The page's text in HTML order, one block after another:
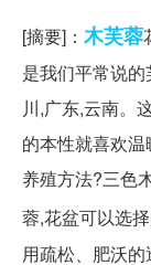
[摘要]： 木芙蓉
是我们平常说
川,广东,云南。
的本性就喜欢
养殖方法?三色
蓉,花盆可以选
用疏松、肥沃的